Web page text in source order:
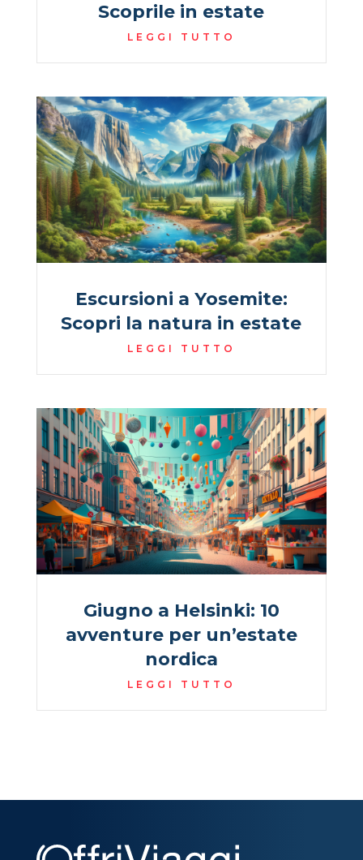
Scoprile in estate
LEGGI TUTTO
Escursioni a Yosemite:
Scopri la natura in estate
LEGGI TUTTO
Giugno a Helsinki: 10
avventure per un’estate
nordica
LEGGI TUTTO